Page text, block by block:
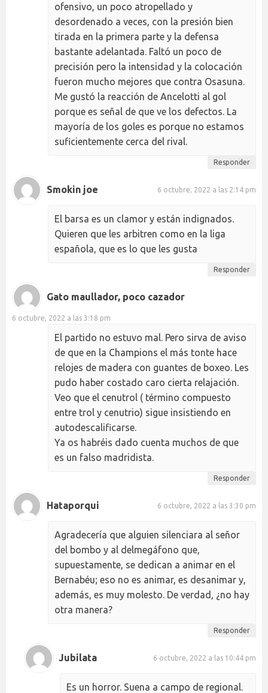
ofensivo, un poco atropellado y
desordenado a veces, con la presión bien
tirada en la primera parte y la defensa
bastante adelantada. Faltó un poco de
precisión pero la intensidad y la colocación
fueron mucho mejores que contra Osasuna.
Me gustó la reacción de Ancelotti al gol
porque es señal de que ve los defectos. La
mayoría de los goles es porque no estamos
suficientemente cerca del rival.
Responder
Smokin joe 6 octubre, 2022 a las 2:14 pm
El barsa es un clamor y están indignados.
Quieren que les arbitren como en la liga
española, que es lo que les gusta
Responder
Gato maullador, poco cazador
6 octubre, 2022 a las 3:18 pm
El partido no estuvo mal. Pero sirva de aviso
de que en la Champions el más tonte hace
relojes de madera con guantes de boxeo. Les
pudo haber costado caro cierta relajación.
Veo que el cenutrol ( término compuesto
entre trol y cenutrio) sigue insistiendo en
autodescalificarse.
Ya os habréis dado cuenta muchos de que
es un falso madridista.
Responder
Hataporqui 6 octubre, 2022 a las 3:30 pm
Agradecería que alguien silenciara al señor
del bombo y al delmegáfono que,
supuestamente, se dedican a animar en el
Bernabéu; eso no es animar, es desanimar y,
además, es muy molesto. De verdad, ¿no hay
otra manera?
Responder
Jubilata 6 octubre, 2022 a las 10:44 pm
Es un horror. Suena a campo de regional.